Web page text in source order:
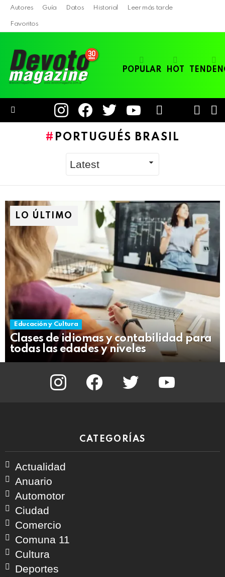
Autores Guía Datos Historial Leer más tarde
Favoritos
POPULAR HOT
instagramfacebooktwitter youtube
SKIN
PORTUGUÉS BRASIL
LO ÚLTIMO
Educación y Cultura
Clases de idiomas y contabilidad para
todas las edades y niveles
instagram facebook twitter youtube
CATEGORÍAS
Actualidad
Anuario
Automotor
Ciudad
Comercio
Comuna 11
Cultura
Deportes